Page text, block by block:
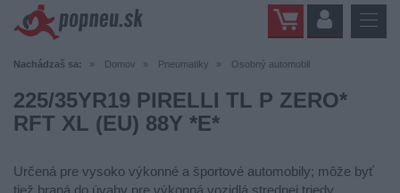
Nachádzaš sa: Domov Pneumatiky Osobný automobil
225/35YR19 PIRELLI TL P ZERO*
RFT XL (EU) 88Y *E*
Určená pre vysoko výkonné a športové automobily; môže byť
tiež braná do úvahy pre výkonná vozidlá strednej triedy.